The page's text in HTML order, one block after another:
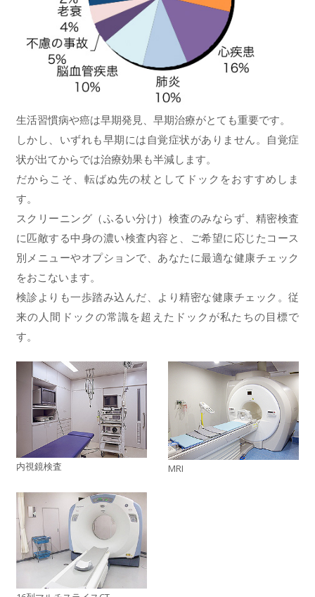
生活習慣病や癌は早期発見、早期治療がとても重要です。
しかし、いずれも早期には自覚症状がありません。自覚症
状が出てからでは治療効果も半減します。
だからこそ、転ばぬ先の杖としてドックをおすすめしま
す。
スクリーニング（ふるい分け）検査のみならず、精密検査
に匹敵する中身の濃い検査内容と、ご希望に応じたコース
別メニューやオプションで、あなたに最適な健康チェック
をおこないます。
検診よりも一歩踏み込んだ、より精密な健康チェック。従
来の人間ドックの常識を超えたドックが私たちの目標で
す。
内視鏡検査 MRI